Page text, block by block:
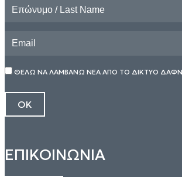
ΘΕΛΩ ΝΑ ΛΑΜΒΑΝΩ ΝΕΑ ΑΠΟ ΤΟ ΔΙΚΤΥΟ ΔΑΦΝΗ / I
ΕΠΙΚΟΙΝΩΝΙΑ